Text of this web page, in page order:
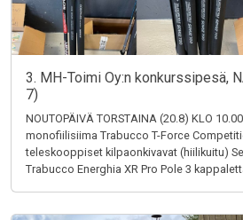
3. MH-Toimi Oy:n konkurssipesä,
7)
NOUTOPÄIVÄ TORSTAINA (20.8) KLO
monofiilisiima Trabucco T-Force
teleskooppiset kilpaonkivavat (hiilikuitu)
Trabucco Energhia XR Pro Pole 3